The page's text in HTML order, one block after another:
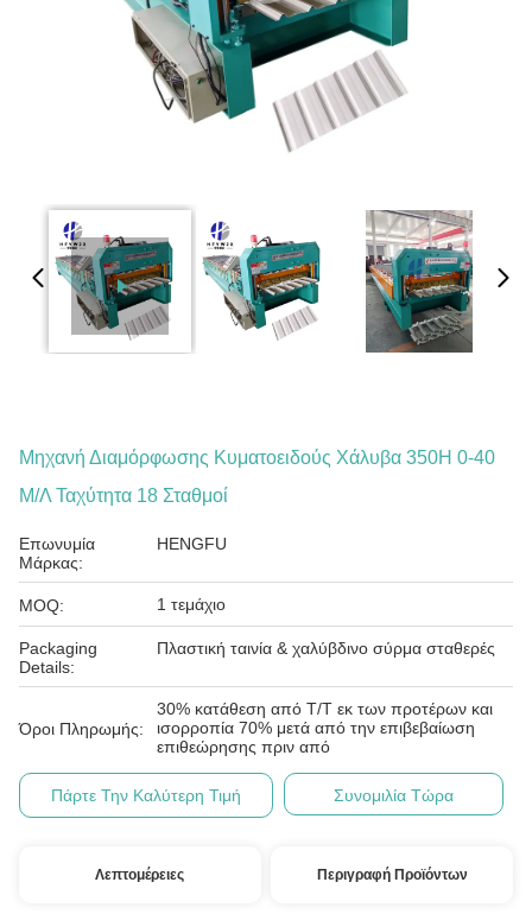
Μηχανή Διαμόρφωσης Κυματοειδούς Χάλυβα 350H 0-40
Μ/Λ Ταχύτητα 18 Σταθμοί
Επωνυμία
Μάρκας:
HENGFU
MOQ: 1 τεμάχιο
Packaging
Details:
Πλαστική ταινία & χαλύβδινο σύρμα σταθερές
Όροι Πληρωμής:
30% κατάθεση από T/T εκ των προτέρων και
ισορροπία 70% μετά από την επιβεβαίωση
επιθεώρησης πριν από
Πάρτε Την Καλύτερη Τιμή Συνομιλία Τώρα
Λεπτομέρειες Περιγραφή Προϊόντων